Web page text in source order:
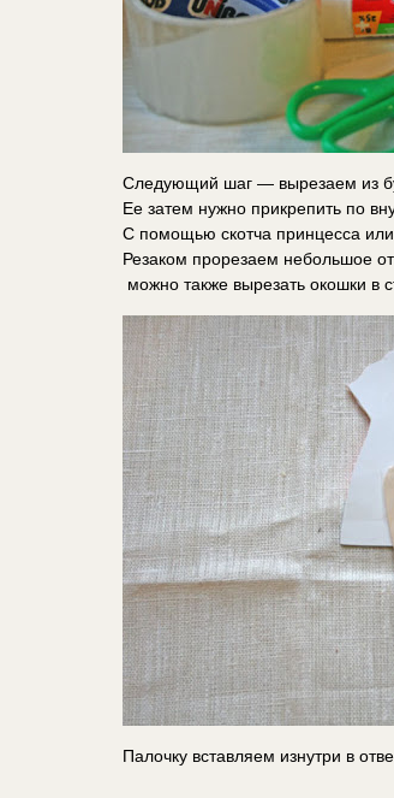
Следующий шаг — вырезаем из
Ее затем нужно прикрепить по
С помощью скотча принцесса или
Резаком прорезаем небольшое
можно также вырезать окошки в
Палочку вставляем изнутри в